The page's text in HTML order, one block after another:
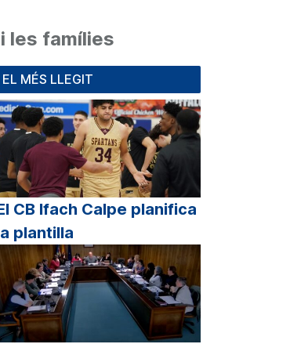
les famílies
EL MÉS LLEGIT
CB Ifach Calpe planifica
plantilla